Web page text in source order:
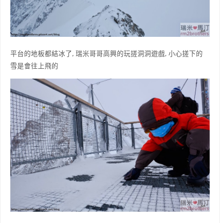
平台的地板都結冰了, 瑞米哥哥高興的玩搓洞洞遊戲, 小心搓下的
雪是會往上飛的